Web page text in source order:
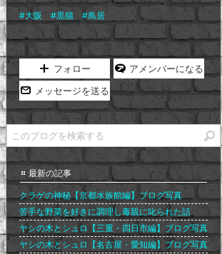
#大阪 #黒猫 #鳥居
フォロー
アメンバーになる
メッセージを送る
最新の記事
クラゲの神秘【京都水族館編】ブログ写真
苦手な野菜を好きに調理し毒親に叱られた話
ヤシの木とシュロ【三重・四日市編】ブログ写真
ヤシの木とシュロ【名古屋・愛知編】ブログ写真